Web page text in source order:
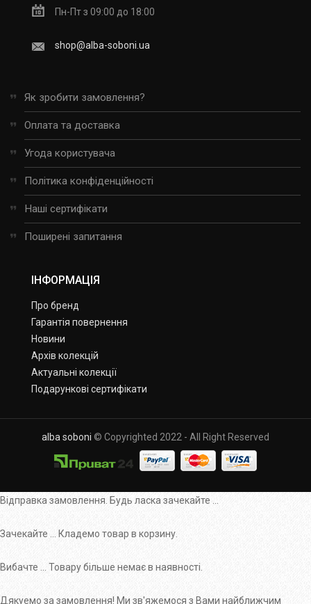
Пн-Пт з 09:00 до 18:00
shop@alba-soboni.ua
Як зробити замовлення?
Оплата та доставка
Угода користувача
Політика конфіденційності
Наші сертифікати
Поширені запитання
ІНФОРМАЦІЯ
Про бренд
Гарантія повернення
Новини
Архів колекцій
Актуальні колекції
Подарункові сертифікати
alba soboni © Copyrighted 2022 - All Right Reserved
Відправка замовлення. Будь ласка зачекайте ...
Зачекайте ... Кладемо товар в корзину.
Вибачте ... Товару більше немає в наявності.
Дякуемо за замовлення! Ми зв'яжемося з Вами найближчим